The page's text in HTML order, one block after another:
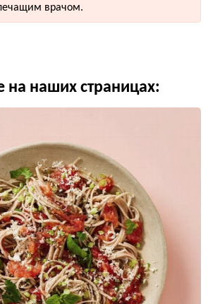
врачом.
на наших страницах: